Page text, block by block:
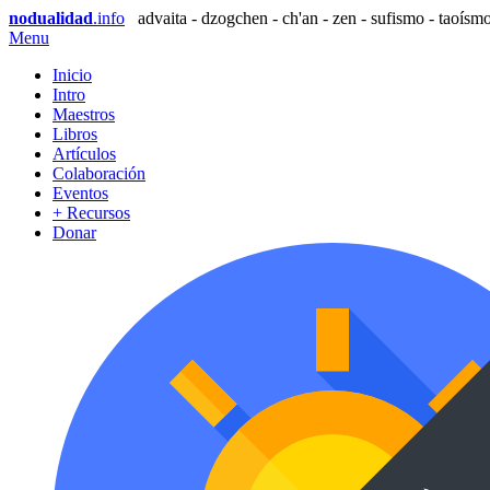
nodualidad.info
advaita - dzogchen - ch'an - zen - sufismo -
Menu
Inicio
Intro
Maestros
Libros
Artículos
Colaboración
Eventos
+ Recursos
Donar